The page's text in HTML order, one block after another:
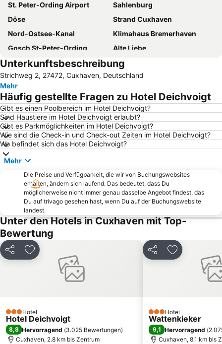
St. Peter-Ording Airport
Sahlenburg
Döse
Strand Cuxhaven
Nord-Ostsee-Kanal
Klimahaus Bremerhaven
Gosch St-Peter-Ording
Alte Liebe
WackenOpenAir
Sail Bremerhaven Festival
Tum Stüürmann
Nordseering Büsum
Bremerhaven Zoo
Spielscheune Burhave
Fischereihafen
Altenwalde
Altenbruch
Strand Friedrichskoog-Spitze
Schaufenster Fischereihafen
Deutsches Auswandererhaus
Dünen-Therme
HafenBus
Deichkind
Insel Neuwerk
Seeterrassen
Holte-Spangen
Schimmelreiter
Weser-Strandbad
Stadtbremisches Überseehafengebiet Bremerhaven
Am Ankerplatz
Lüdingworth
Deniz
Zoo im Kurpark Döse
Käpt´n Cux´s Hafen
Wattwagenfahrt zur Insel Neuwerk
Berensch-Arensch
Bad 2
Technik-Museum U-Boot Wilhelm Bauer
Am Wasserturm
am Park
Hafenrundfahrt Weser-Stromkaje
Unterkunftsbeschreibung
Strichweg 2, 27472, Cuxhaven, Deutschland
Mehr
Häufig gestellte Fragen zu Hotel Deichvoigt
Gibt es einen Poolbereich im Hotel Deichvoigt?
Sind Haustiere im Hotel Deichvoigt erlaubt?
Gibt es Parkmöglichkeiten im Hotel Deichvoigt?
Wie sind die Check-in und Check-out Zeiten im Hotel Deichvoigt?
Wo befindet sich das Hotel Deichvoigt?
Mehr
Die Preise und Verfügbarkeit, die wir von Buchungswebsites
erhalten, ändern sich laufend. Das bedeutet, dass Du
möglicherweise nicht immer genau dasselbe Angebot findest, das
Du auf trivago gesehen hast, wenn Du auf der Buchungswebsite
landest.
Unter den Hotels in Cuxhaven mit Top-
Bewertung
Teilen Zu Favoriten hinzufügen
3 Sterne
Hotel
Hotel Deichvoigt
8,8 Hervorragend (3.025 Bewertungen)
Cuxhaven, 2.8 km bis Zentrum
Teilen Zu Favoriten
3 Sterne
Hotel
Wattenkieker
9,1 Hervorragend (
Cuxhaven, 8.1 km bis